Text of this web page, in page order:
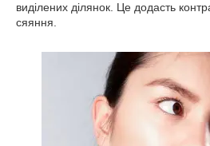
виділених ділянок. Це додасть
сяяння.